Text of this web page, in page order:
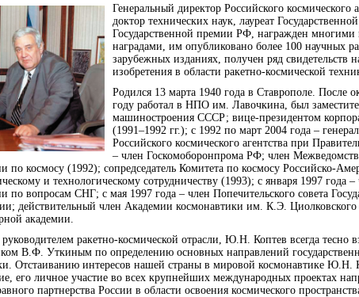
Генеральный директор Российского космического
доктор технических наук, лауреат
Государственной премии РФ, награжден многими
наградами, им опубликовано более 100 научных
зарубежных изданиях, получен ряд свидетельств
изобретения в области ракетно-космической
Родился 13 марта 1940 года в Ставрополе. После
году работал в НПО им. Лавочкина, был
машиностроения СССР; вице-президентом
(1991–1992 гг.); с 1992 по март 2004 года –
Российского космического агентства при
– член Госкомоборонпрома РФ; член
по космосу (1992); сопредседатель Комитета по космосу Российско-
и технологическому сотрудничеству (1993); с января 1997 года
по вопросам СНГ; с мая 1997 года – член Попечительского совета
действительный член Академии космонавтики им. К.Э.
академии.
руководителем ракетно-космической отрасли, Ю.Н. Коптев всегда тесно
В.Ф. Уткиным по определению основных направлений
Отстаиванию интересов нашей страны в мировой космонавтике Ю.Н.
его личное участие во всех крупнейших международных проектах
партнерства России в области освоения космического